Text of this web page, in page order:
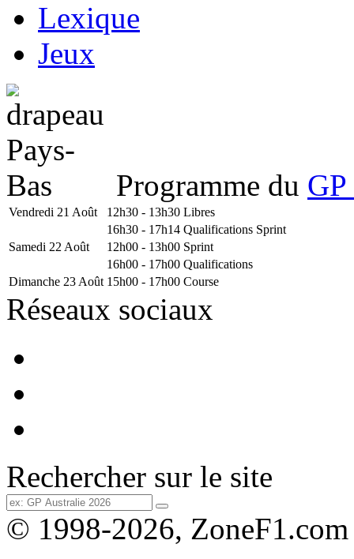
Lexique
Jeux
Programme du
Vendredi 21 Août 12h30 - 13h30 Libres
16h30 - 17h14 Qualifications Sprint
Samedi 22 Août
12h00 - 13h00 Sprint
16h00 - 17h00 Qualifications
Dimanche 23 Août 15h00 - 17h00 Course
Réseaux sociaux
Rechercher sur le site
© 1998-2026, ZoneF1.com